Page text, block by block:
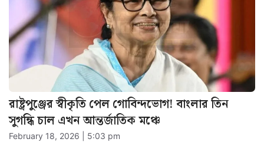
রাষ্ট্রপুঞ্জের স্বীকৃতি পেল গোবিন্দভোগ! বাংলার তিন
সুগন্ধি চাল এখন আন্তর্জাতিক মঞ্চে
February 18, 2026 | 5:03 pm